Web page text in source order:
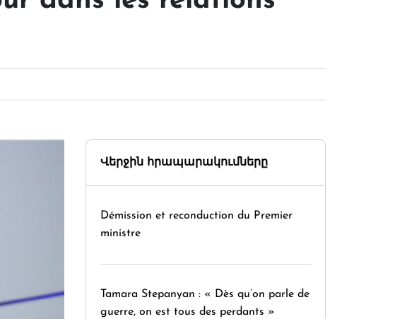
Վերջին հրապարակումները
Démission et reconduction du Premier
ministre
Tamara Stepanyan : « Dès qu’on parle de
guerre, on est tous des perdants »